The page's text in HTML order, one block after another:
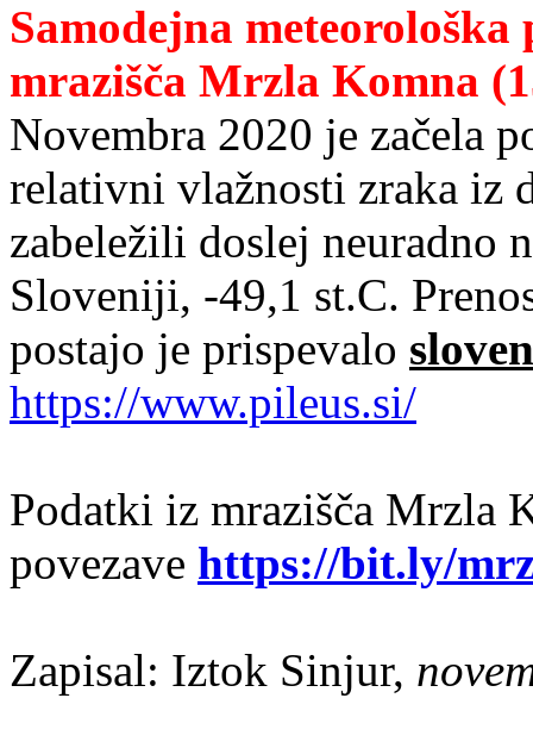
Samodejna
mrazišča Mrzla Komna
Novembra 2020 je začela
relativni vlažnosti zraka iz
zabeležili doslej neuradno
Sloveniji, -49,1 st.C.
postajo je prispevalo
https://www.pileus.si/
Podatki iz mrazišča Mrzla
povezave https://bit.ly/
Zapisal: Iztok Sinjur,